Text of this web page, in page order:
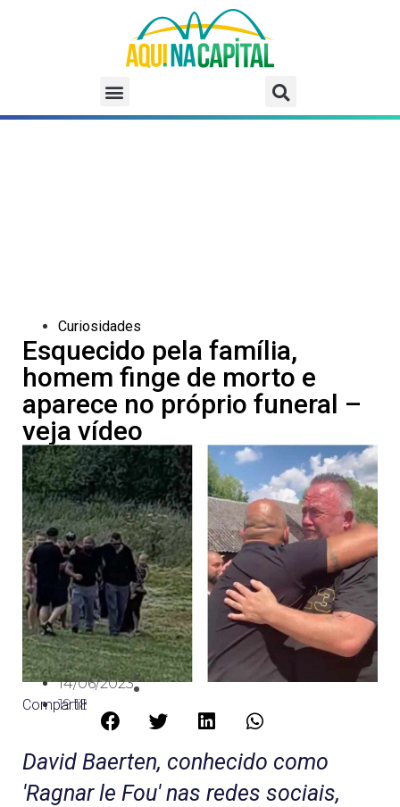
Curiosidades
Esquecido pela família,
homem finge de morto e
aparece no próprio funeral –
veja vídeo
14/06/2023
19:18
Compartilhe:
David Baerten, conhecido como
'Ragnar le Fou' nas redes sociais,